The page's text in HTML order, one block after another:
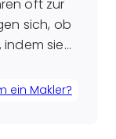
oft zur
sich, ob
indem sie
ein Makler?